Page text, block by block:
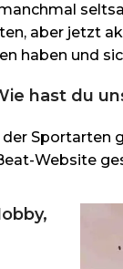
aber jetzt
haben und
hast du
Website